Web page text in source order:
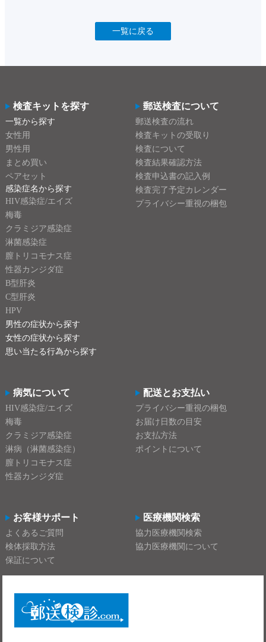
一覧に戻る
検査キットを探す
一覧から探す
女性用
男性用
まとめ買い
ペアセット
感染症名から探す
HIV感染症/エイズ
梅毒
クラミジア感染症
淋菌感染症
膣トリコモナス症
性器カンジダ症
B型肝炎
C型肝炎
HPV
男性の症状から探す
女性の症状から探す
思い当たる行為から探す
郵送検査について
郵送検査の流れ
検査キットの受取り
検査について
検査結果確認方法
検査申込書の記入例
検査完了予定カレンダー
プライバシー重視の梱包
病気について
HIV感染症/エイズ
梅毒
クラミジア感染症
淋病（淋菌感染症）
膣トリコモナス症
性器カンジダ症
配送とお支払い
プライバシー重視の梱包
お届け日数の目安
お支払方法
ポイントについて
お客様サポート
よくあるご質問
検体採取方法
保証について
医療機関検索
協力医療機関検索
協力医療機関について